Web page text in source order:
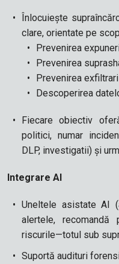
Înlocuiește
clare, orientate pe
Prevenirea
Prevenirea
Prevenirea
Descoperirea
Fiecare obiectiv
politici, numar
DLP, investigatii) și
Integrare AI
Uneltele asistate AI
alertele,
riscurile—totul sub
Suportă audituri